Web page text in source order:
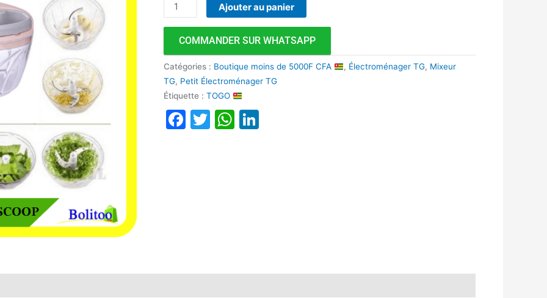
Ajouter au panier
COMMANDER SUR WHATSAPP
Catégories : Boutique moins de 5000F CFA , Électroménager TG, Mixeur
TG, Petit Électroménager TG
Étiquette :TOGO
Facebook
TwitterWhatsApp